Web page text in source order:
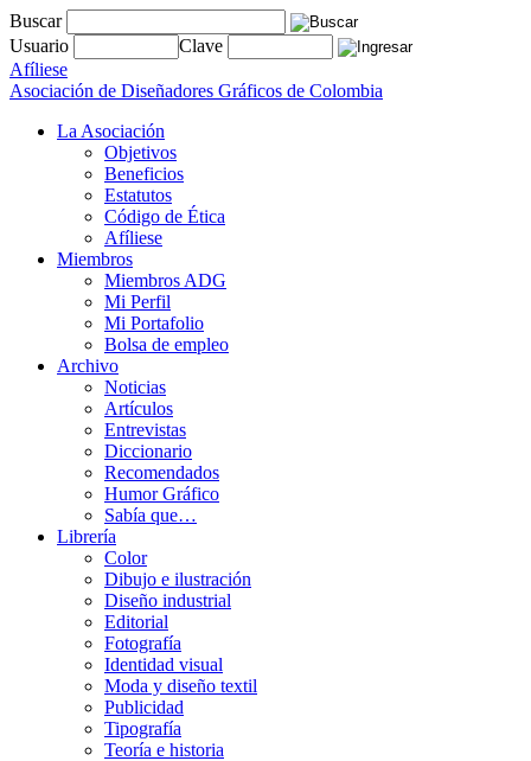
Buscar
Usuario
Clave
Afíliese
Asociación de Diseñadores Gráficos de Colombia
La Asociación
Objetivos
Beneficios
Estatutos
Código de Ética
Afíliese
Miembros
Miembros ADG
Mi Perfil
Mi Portafolio
Bolsa de empleo
Archivo
Noticias
Artículos
Entrevistas
Diccionario
Recomendados
Humor Gráfico
Sabía que…
Librería
Color
Dibujo e ilustración
Diseño industrial
Editorial
Fotografía
Identidad visual
Moda y diseño textil
Publicidad
Tipografía
Teoría e historia